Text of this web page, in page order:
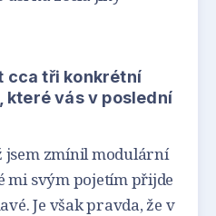
cca tři konkrétní
které vás v poslední
jsem zmínil modulární
mi svým pojetím přijde
Je však pravda, že v